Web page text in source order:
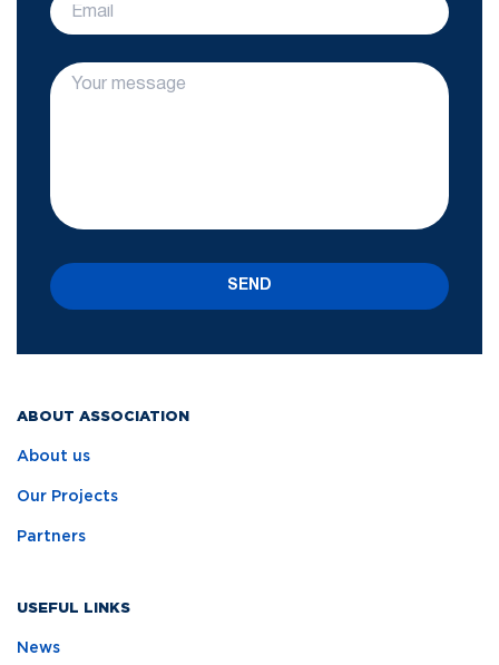
ABOUT ASSOCIATION
About us
Our Projects
Partners
USEFUL LINKS
News
SEND